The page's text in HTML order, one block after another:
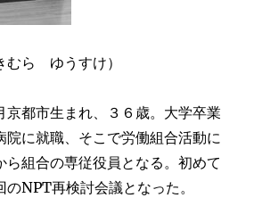
むら ゆうすけ）
都市生まれ、３６歳。大学卒業
院に就職、そこで労働組合活動に
ら組合の専従役員となる。初めて
NPT再検討会議となった。